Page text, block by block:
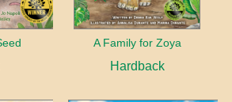
A Family for Zoya
Hardback